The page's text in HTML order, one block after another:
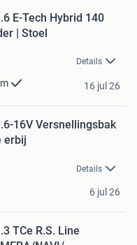
E-Tech Hybrid 140
| Stoel
Details
16 jul 26
16V Versnellingsbak
erbij
Details
6 jul 26
TCe R.S. Line